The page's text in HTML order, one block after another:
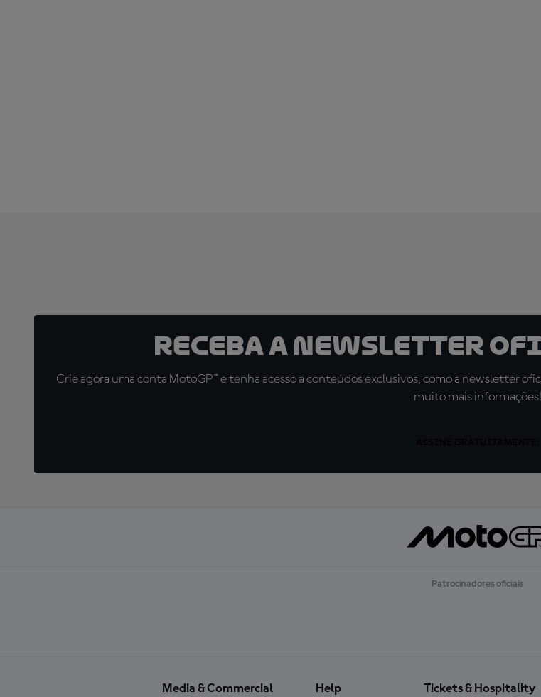
Receba a newsletter
Crie agora uma conta MotoGP™ e tenha acesso a conteúdos exclusivos, como a newsletter
muito mais informações!
Patrocinadores oficiais
Media & Commercial Help Tickets & Hospitality